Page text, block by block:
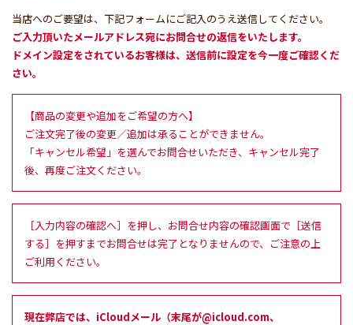
当店へのご要望は、下記フォームにご記入のうえ送信してください。
ご入力頂いたメールアドレス宛にお問合せの返信をいたします。
ドメイン設定をされているお客様は、送信前に設定を今一度ご確認くだ
さい。
【商品の変更や追加をご希望の方へ】
ご注文完了後の変更／追加は承ることができません。
「キャンセル希望」を選んでお問合せいただき、キャンセル完了
後、再度ご注文ください。
［入力内容の確認へ］を押し、お問合せ内容の確認画面で［送信
する］を押すまでお問合せは完了となりませんので、ご注意の上
ご利用ください。
現在弊店では、iCloudメール（末尾が@icloud.com、